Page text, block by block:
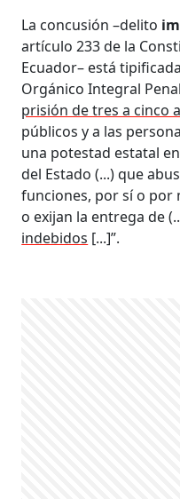
La concusión –delito
artículo 233 de la
Ecuador– está
Orgánico Integral
prisión de tres a cinco
públicos y a las
una potestad estatal
del Estado (...) que
funciones, por sí o por
o exijan la entrega de
indebidos [...]”.